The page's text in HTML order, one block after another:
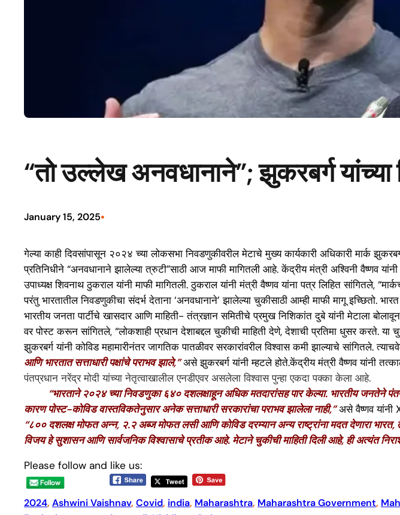
“तो उल्लेख अनवधानाने”; झुकरबर्ग यांच्या
January 15, 2025•
गेल्या काही दिवसांपासून २०२४ च्या लोकसभा निवडणुकीवरील मेटाचे मुख्य कार्यकारी अधिकारी मार्क
प्रतिनिधीने “अनवधानाने झालेल्या त्रुटी”साठी आज माफी मागितली आहे. केंद्रीय मंत्री अश्विनी वैष्णव
उपाध्यक्ष शिवनाथ ठुकराल यांनी माफी मागितली. ठुकराल यांनी मंत्री वैष्णव यांना पत्र लिहित सांगितले,
परंतु भारतातील निवडणुकीचा संदर्भ देताना ‘अनवधानाने’ झालेल्या चुकीसाठी आम्ही माफी मागू इच्छितो.
भारतीय जनता पार्टीचे खासदार आणि माहिती- तंत्रज्ञान समितीचे प्रमुख निशिकांत दुबे यांनी मेटाला
वर पोस्ट करून सांगितले, “लोकशाही प्रधान देशाबद्दल चुकीची माहिती देणे, देशाची प्रतिमा धुसर करते. या
झुकरबर्ग यांनी कोविड महामारीनंतर जागतिक पातळीवर सरकारांवरील विश्वास कमी झाल्याचे सांगितले.
आणि भारतात सत्ताधारी पक्षांचे पराभव झाले,”असे झुकरबर्ग यांनी म्हटले होते.केंद्रीय मंत्री वैष्णव यांनी
पंतप्रधान नरेंद्र मोदी यांच्या नेतृत्वाखालील एनडीएवर असलेला विश्वास पुन्हा एकदा पक्का केला आहे.
“भारताने २०२४ च्या निवडणुका ६४० दशलक्षाहून अधिक मतदारांसह पार केल्या. भारतीय जनतेने
कारण पोस्ट-कोविड वास्तविकतेनुसार अनेक सत्ताधारी सरकारांचा पराभव झालेला नाही,” असे वैष्णव यांनी
“८०० दशलक्ष मोफत अन्न, २.२ अब्ज मोफत लसी आणि कोविड दरम्यान अन्य राष्ट्रांना मदत देणारा भारत,
विजय हे सुशासन आणि सार्वजनिक विश्वासाचे प्रतीक आहे. मेटाने चुकीची माहिती दिली आहे, ही अत्यंत
Please follow and like us:
2024, Ashwini Vaishnav, Covid, india, Maharashtra, Maharashtra Government,